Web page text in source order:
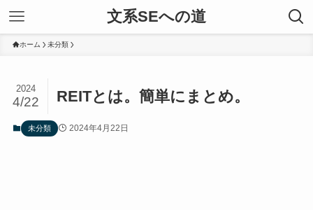
文系SEへの道
ホーム 未分類
REITとは。簡単にまとめ。
2024
4/22
未分類 2024年4月22日